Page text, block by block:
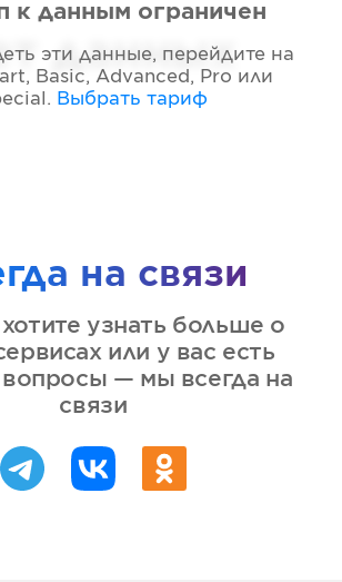
данных
к данным ограничен
эти данные, перейдите на
Basic, Advanced, Pro или
. Выбрать тариф
на связи
узнать больше о
или у вас есть
вопросы — мы всегда на
связи